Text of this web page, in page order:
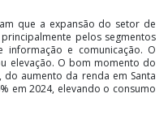
que a expansão do setor de
pelos segmentos
e comunicação. O
elevação. O bom momento do
aumento da renda em Santa
em 2024, elevando o consumo